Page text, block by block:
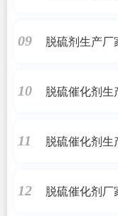
09
脱硫剂生产厂
10
脱硫催化剂
11
脱硫催化剂
12
脱硫催化剂厂